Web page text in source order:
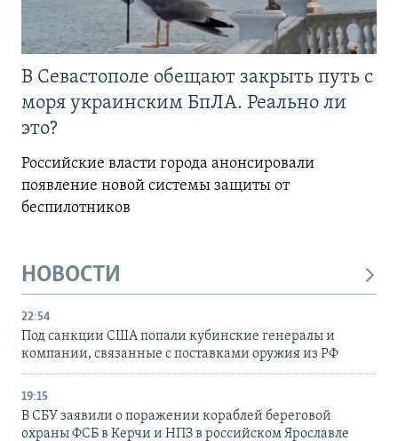
В Севастополе обещают закрыть путь с
моря украинским БпЛА. Реально ли
это?
Российские власти города анонсировали
появление новой системы защиты от
беспилотников
НОВОСТИ
22:54
Под санкции США попали кубинские генералы и
компании, связанные с поставками оружия из РФ
19:15
В СБУ заявили о поражении кораблей береговой
охраны ФСБ в Керчи и НПЗ в российском Ярославле